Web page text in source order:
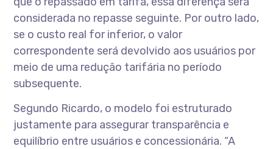
considerada no repasse seguinte. Por outro lado,
se o custo real for inferior, o valor
correspondente será devolvido aos usuários por
meio de uma redução tarifária no período
subsequente.
Segundo Ricardo, o modelo foi estruturado
justamente para assegurar transparência e
equilíbrio entre usuários e concessionária. “A